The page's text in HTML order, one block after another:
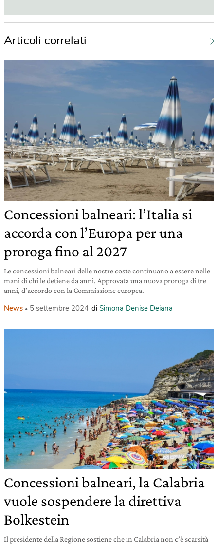
Articoli correlati
Concessioni balneari: l’Italia si
accorda con l’Europa per una
proroga fino al 2027
Le concessioni balneari delle nostre coste continuano a essere nelle
mani di chi le detiene da anni. Approvata una nuova proroga di tre
anni, d’accordo con la Commissione europea.
News 5 settembre 2024 di Simona Denise Deiana
Concessioni balneari, la Calabria
vuole sospendere la direttiva
Bolkestein
Il presidente della Regione sostiene che in Calabria non c’è scarsità